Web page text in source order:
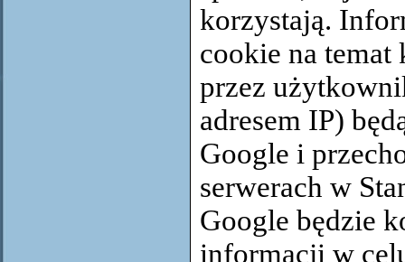
korzystają.
cookie na
przez
adresem IP)
Google i
serwerach w
Google będzie
informacji w